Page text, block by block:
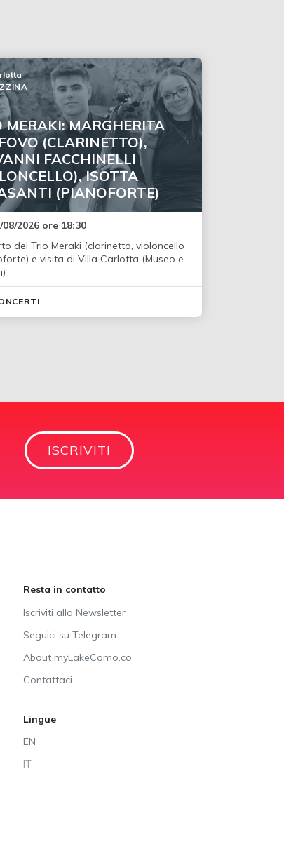
MERAKI: MARGHERITA
(CLARINETTO),
FACCHINELLI
ISOTTA
(PIANOFORTE)
08/2026 ore 18:30
del Trio Meraki (clarinetto, violoncello
e visita di Villa Carlotta (Museo e
ISCRIVITI
Resta in contatto
Iscriviti alla Newsletter
Seguici su Telegram
About myLakeComo.co
Contattaci
Lingue
EN
IT